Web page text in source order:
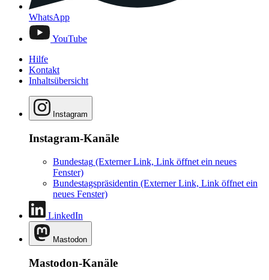
WhatsApp
YouTube
Hilfe
Kontakt
Inhaltsübersicht
Instagram
Instagram-Kanäle
Bundestag (Externer Link, Link öffnet ein neues
Fenster)
Bundestagspräsidentin (Externer Link, Link öffnet ein
neues Fenster)
LinkedIn
Mastodon
Mastodon-Kanäle